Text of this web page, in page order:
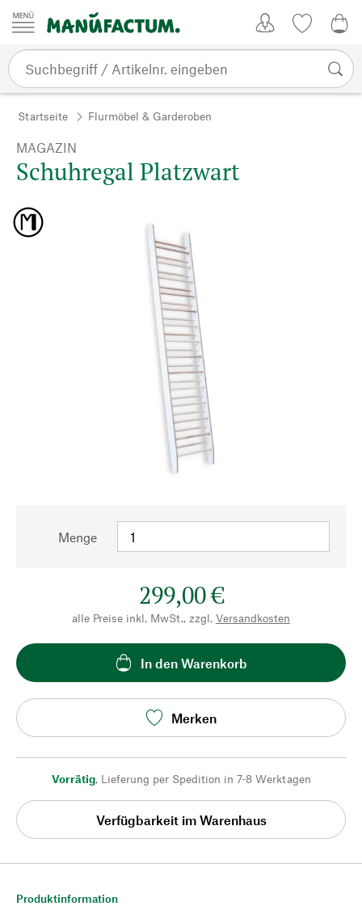
Zum Inhalt springen
Startseite Flurmöbel & Garderoben
MAGAZIN
Schuhregal Platzwart
Menge
299,00 €
alle Preise inkl. MwSt., zzgl. Versandkosten
In den Warenkorb
Merken
Vorrätig, Lieferung per Spedition in 7-8 Werktagen
Verfügbarkeit im Warenhaus
Produktinformation